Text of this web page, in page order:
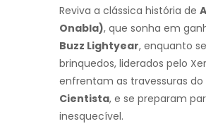
Reviva a clássica história de
Onabla), que sonha em
Buzz Lightyear, enquanto
brinquedos, liderados pelo
enfrentam as travessuras do
Cientista, e se preparam
inesquecível.